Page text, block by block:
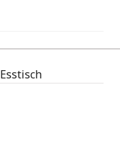
Esstisch